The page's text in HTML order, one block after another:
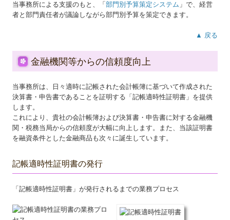
当事務所による支援のもと、「部門別予算策定システム 」で、経営
者と部門責任者が議論しながら部門別予算を策定できます。
▲ 戻る
金融機関等からの信頼度向上
当事務所は、日々適時に記帳された会計帳簿に基づいて作成された
決算書・申告書であることを証明する「記帳適時性証明書」を提供
します。
これにより、貴社の会計帳簿および決算書・申告書に対する金融機
関・税務当局からの信頼度が大幅に向上します。また、当該証明書
を融資条件とした金融商品も次々に誕生しています。
記帳適時性証明書の発行
「記帳適時性証明書」が発行されるまでの業務プロセス